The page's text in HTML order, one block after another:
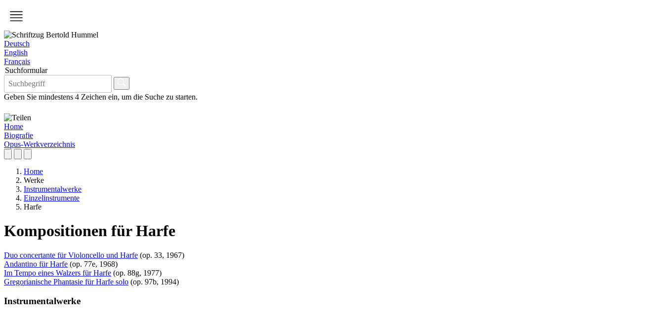
Deutsch
English
Français
Suchformular
Geben Sie mindestens 4 Zeichen ein, um die Suche zu starten.
Home
Biografie
Opus-Werkverzeichnis
Home
Werke
Instrumentalwerke
Einzelinstrumente
Harfe
Kompositionen für Harfe
Duo concertante für Violoncello und Harfe (op. 33, 1967)
Andantino für Harfe (op. 77e, 1968)
Im Tempo eines Walzers für Harfe (op. 88g, 1977)
Gregorianische Phantasie für Harfe solo (op. 97b, 1994)
Instrumentalwerke